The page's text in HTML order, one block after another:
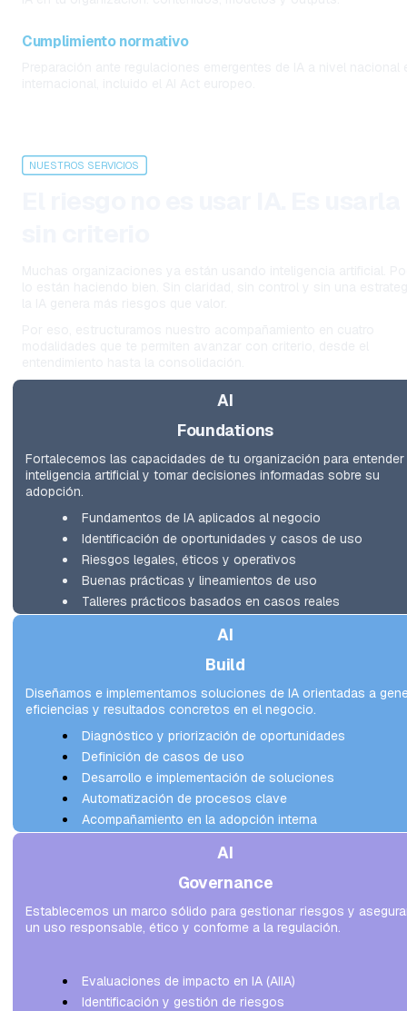
Cumplimiento normativo
NUESTROS SERVICIOS
AI
Foundations
Fortalecemos las capacidades de tu organización para entender
inteligencia artificial y tomar decisiones informadas sobre su
adopción.
Fundamentos de IA aplicados al negocio
Identificación de oportunidades y casos de uso
Riesgos legales, éticos y operativos
Buenas prácticas y lineamientos de uso
Talleres prácticos basados en casos reales
AI
Build
Diseñamos e implementamos soluciones de IA orientadas a
eficiencias y resultados concretos en el negocio.
Diagnóstico y priorización de oportunidades
Definición de casos de uso
Desarrollo e implementación de soluciones
Automatización de procesos clave
Acompañamiento en la adopción interna
AI
Governance
Establecemos un marco sólido para gestionar riesgos y
un uso responsable, ético y conforme a la regulación.
Evaluaciones de impacto en IA (AIIA)
Identificación y gestión de riesgos